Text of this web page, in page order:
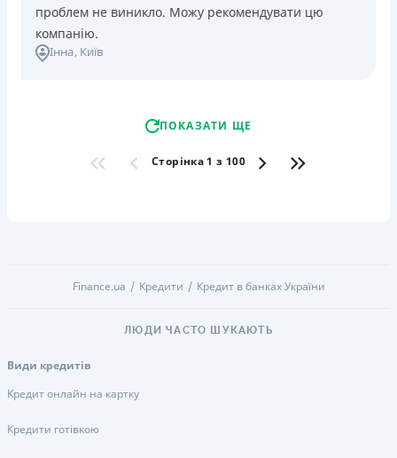
проблем не виникло. Можу рекомендувати цю
компанію.
Інна, Київ
ПОКАЗАТИ ЩЕ
Сторінка 1 з 100
Finance.ua Кредити Кредит в банках України
ЛЮДИ ЧАСТО ШУКАЮТЬ
Види кредитів
Кредит онлайн на картку
Кредити готівкою